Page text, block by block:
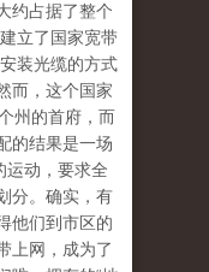
约占据了整个
立了国家宽带
装光缆的方式
而，这个国家
州的首府，而
的结果是一场
运动，要求全
分。确实，有
他们到市区的
上网，成为了